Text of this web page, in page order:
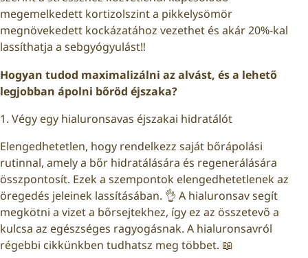
megemelkedett kortizolszint a pikkelysömör
megnövekedett kockázatához vezethet és akár 20%-kal
lassíthatja a sebgyógyulást‼️
Hogyan tudod maximalizálni az alvást, és a lehető
legjobban ápolni bőröd éjszaka?
1. Végy egy hialuronsavas éjszakai hidratálót
Elengedhetetlen, hogy rendelkezz saját bőrápolási
rutinnal, amely a bőr hidratálására és regenerálására
összpontosít. Ezek a szempontok elengedhetetlenek az
öregedés jeleinek lassításában. 👌 A hialuronsav segít
megkötni a vizet a bőrsejtekhez, így ez az összetevő a
kulcsa az egészséges ragyogásnak. A hialuronsavról
régebbi cikkünkben tudhatsz meg többet. 📖